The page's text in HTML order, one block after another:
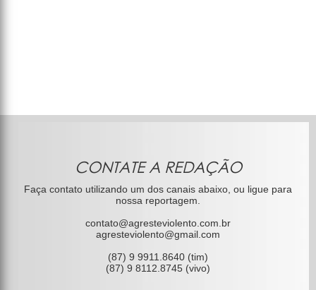
CONTATE A REDAÇÃO
Faça contato utilizando um dos canais abaixo, ou ligue para
nossa reportagem.
contato@agresteviolento.com.br
agresteviolento@gmail.com
(87) 9 9911.8640 (tim)
(87) 9 8112.8745 (vivo)